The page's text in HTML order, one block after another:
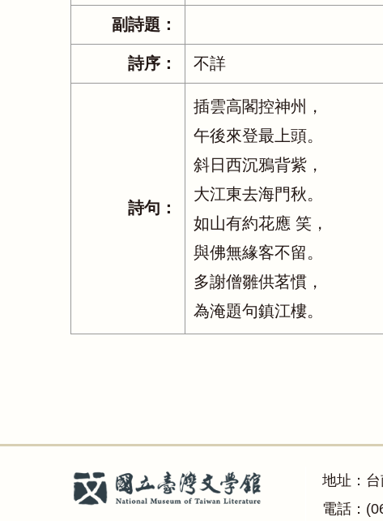
副詩題：
詩序： 不詳
詩句：
插雲高閣控神州，
午後來登最上頭。
斜日西沉鴉背紫，
大江東去海門秋。
如山有約花應 笑，
與佛無緣客不留。
多謝僧雛供茗慣，
為淹題句鎮江樓。
地址：
電話：